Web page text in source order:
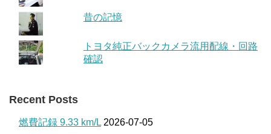
昔の記憶
トヨタ純正バックカメラ流用配線・回路
確認
Recent Posts
燃費記録 9.33 km/L 2026-07-05